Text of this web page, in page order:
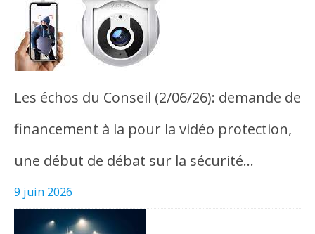
Les échos du Conseil (2/06/26): demande de
financement à la pour la vidéo protection,
une début de débat sur la sécurité…
9 juin 2026